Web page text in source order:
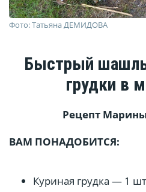
Фото: Татьяна ДЕМИДОВА
Быстрый
грудки в
Рецепт
ВАМ ПОНАДОБИТСЯ:
Куриная грудка — 1